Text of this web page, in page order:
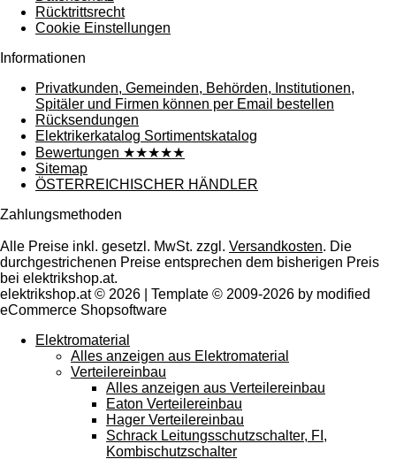
Rücktrittsrecht
Cookie Einstellungen
Informationen
Privatkunden, Gemeinden, Behörden, Institutionen,
Spitäler und Firmen können per Email bestellen
Rücksendungen
Elektrikerkatalog Sortimentskatalog
Bewertungen ★★★★★
Sitemap
ÖSTERREICHISCHER HÄNDLER
Zahlungsmethoden
Alle Preise inkl. gesetzl. MwSt. zzgl. Versandkosten. Die
durchgestrichenen Preise entsprechen dem bisherigen Preis
bei elektrikshop.at.
elektrikshop.at © 2026 | Template © 2009-2026 by modified
eCommerce Shopsoftware
Elektromaterial
Alles anzeigen aus Elektromaterial
Verteilereinbau
Alles anzeigen aus Verteilereinbau
Eaton Verteilereinbau
Hager Verteilereinbau
Schrack Leitungsschutzschalter, FI,
Kombischutzschalter